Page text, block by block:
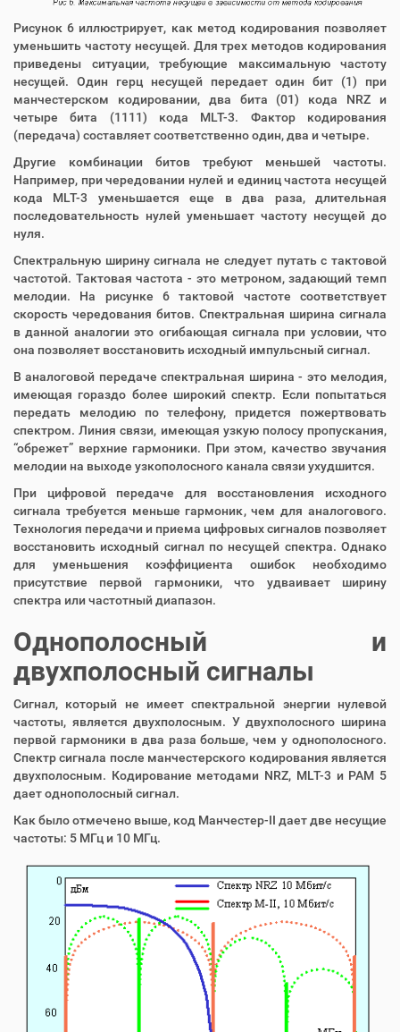
Рисунок 6 иллюстрирует, как метод кодирования позволяет
уменьшить частоту несущей. Для трех методов кодирования
приведены ситуации, требующие максимальную частоту
несущей. Один герц несущей передает один бит (1) при
манчестерском кодировании, два бита (01) кода NRZ и
четыре бита (1111) кода MLT-3. Фактор кодирования
(передача) составляет соответственно один, два и четыре.
Другие комбинации битов требуют меньшей частоты.
Например, при чередовании нулей и единиц частота несущей
кода MLT-3 уменьшается еще в два раза, длительная
последовательность нулей уменьшает частоту несущей до
нуля.
Спектральную ширину сигнала не следует путать с тактовой
частотой. Тактовая частота - это метроном, задающий темп
мелодии. На рисунке 6 тактовой частоте соответствует
скорость чередования битов. Спектральная ширина сигнала
в данной аналогии это огибающая сигнала при условии, что
она позволяет восстановить исходный импульсный сигнал.
В аналоговой передаче спектральная ширина - это мелодия,
имеющая гораздо более широкий спектр. Если попытаться
передать мелодию по телефону, придется пожертвовать
спектром. Линия связи, имеющая узкую полосу пропускания,
“обрежет” верхние гармоники. При этом, качество звучания
мелодии на выходе узкополосного канала связи ухудшится.
При цифровой передаче для восстановления исходного
сигнала требуется меньше гармоник, чем для аналогового.
Технология передачи и приема цифровых сигналов позволяет
восстановить исходный сигнал по несущей спектра. Однако
для уменьшения коэффициента ошибок необходимо
присутствие первой гармоники, что удваивает ширину
спектра или частотный диапазон.
Однополосный и
двухполосный сигналы
Сигнал, который не имеет спектральной энергии нулевой
частоты, является двухполосным. У двухполосного ширина
первой гармоники в два раза больше, чем у однополосного.
Спектр сигнала после манчестерского кодирования является
двухполосным. Кодирование методами NRZ, MLT-3 и PAM 5
дает однополосный сигнал.
Как было отмечено выше, код Манчестер-II дает две несущие
частоты: 5 МГц и 10 МГц.